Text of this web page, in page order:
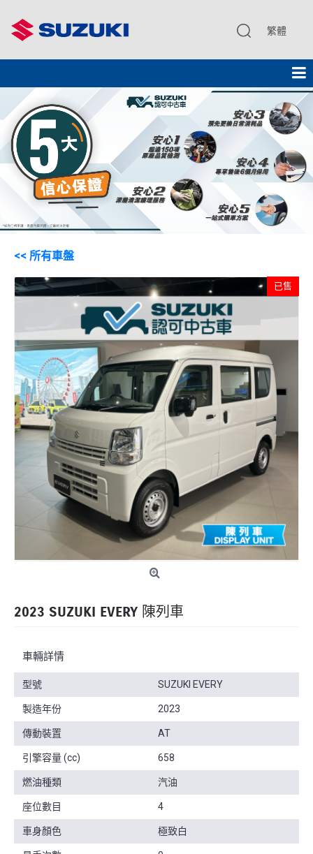
繁體
<< 所有車盤
已售
2023 SUZUKI EVERY 陳列車
車輛詳情
型號 SUZUKI EVERY
製造年份 2023
傳動裝置 AT
引擎容量 (cc) 658
燃油種類 汽油
座位數目 4
車身顏色 極致白